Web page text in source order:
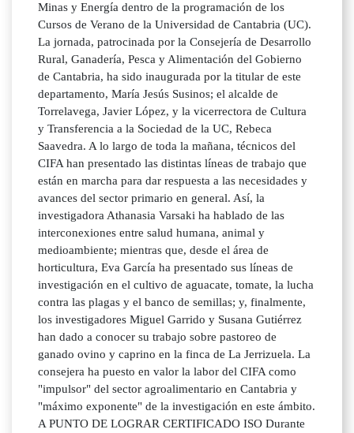
Minas y Energía dentro de la programación de los
Cursos de Verano de la Universidad de Cantabria (UC).
La jornada, patrocinada por la Consejería de Desarrollo
Rural, Ganadería, Pesca y Alimentación del Gobierno
de Cantabria, ha sido inaugurada por la titular de este
departamento, María Jesús Susinos; el alcalde de
Torrelavega, Javier López, y la vicerrectora de Cultura
y Transferencia a la Sociedad de la UC, Rebeca
Saavedra. A lo largo de toda la mañana, técnicos del
CIFA han presentado las distintas líneas de trabajo que
están en marcha para dar respuesta a las necesidades y
avances del sector primario en general. Así, la
investigadora Athanasia Varsaki ha hablado de las
interconexiones entre salud humana, animal y
medioambiente; mientras que, desde el área de
horticultura, Eva García ha presentado sus líneas de
investigación en el cultivo de aguacate, tomate, la lucha
contra las plagas y el banco de semillas; y, finalmente,
los investigadores Miguel Garrido y Susana Gutiérrez
han dado a conocer su trabajo sobre pastoreo de
ganado ovino y caprino en la finca de La Jerrizuela. La
consejera ha puesto en valor la labor del CIFA como
"impulsor" del sector agroalimentario en Cantabria y
"máximo exponente" de la investigación en este ámbito.
A PUNTO DE LOGRAR CERTIFICADO ISO Durante